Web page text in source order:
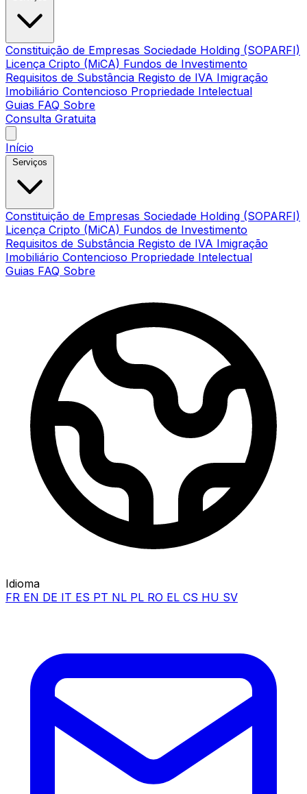
Constituição de Empresas Sociedade Holding (SOPARFI)
Licença Cripto (MiCA) Fundos de Investimento
Requisitos de Substância Registo de IVA Imigração
Imobiliário Contencioso Propriedade Intelectual
Guias FAQ Sobre
Consulta Gratuita
Início
Constituição de Empresas Sociedade Holding (SOPARFI)
Licença Cripto (MiCA) Fundos de Investimento
Requisitos de Substância Registo de IVA Imigração
Imobiliário Contencioso Propriedade Intelectual
Guias FAQ Sobre
Idioma
FR EN DE IT ES PT NL PL RO EL CS HU SV